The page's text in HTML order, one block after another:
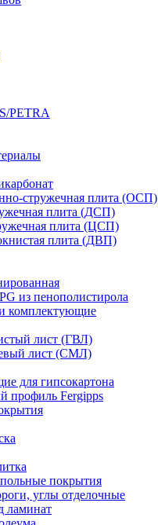
PETRA
стружечная плита (ОСП)
плита (ДСП)
плита (ЦСП)
плита (ДВП)
из пенополистирола
комплектующие
лист (ГВЛ)
лист (СМЛ)
для гипсокартона
профиль Fergipps
покрытия
углы отделочные
ламинат